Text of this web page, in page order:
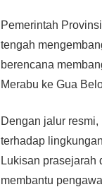
Pemerintah
tengah
berencana
Merabu ke Gua
Dengan jalur
terhadap
Lukisan prasejarah
membantu